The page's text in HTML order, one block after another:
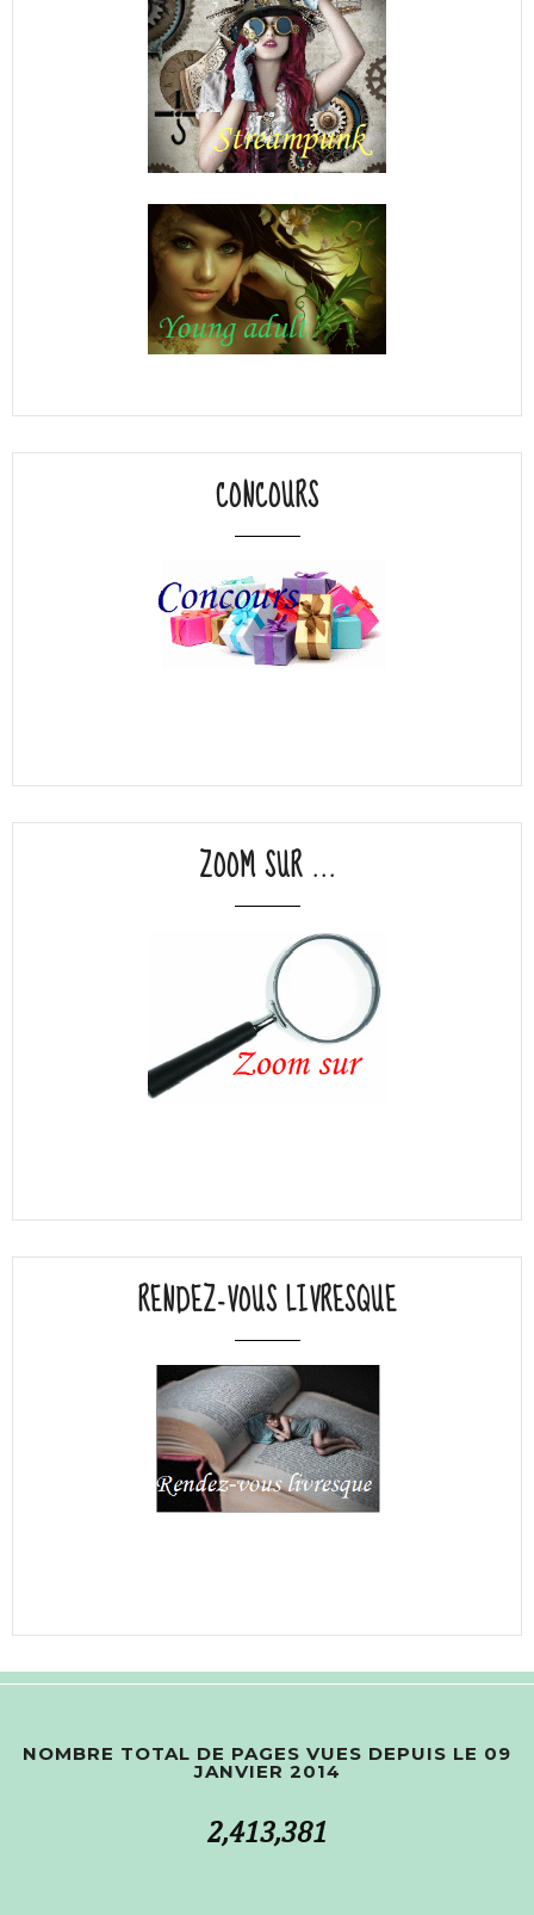
CONCOURS
ZOOM SUR ...
RENDEZ-VOUS LIVRESQUE
NOMBRE TOTAL DE PAGES VUES DEPUIS LE 09
JANVIER 2014
2,413,381